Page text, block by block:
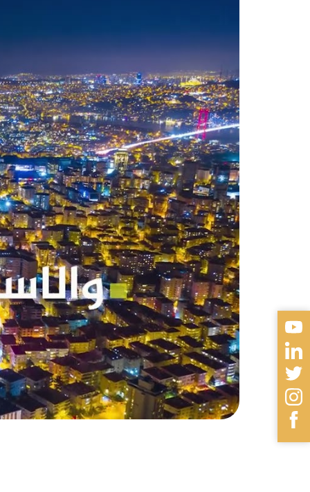
تم إنشاء المشروع على أرض مساحتها 3700 متر مربع متضمنة 2100م مساحات خضراء وحدائق ويتكون من برج
بلارتفاع 13 طابق يتضمن 107 شقة سكنية + 7 محلات تجاري.
أنماط الشقق المتوفرة 2+3/1+1 / 3.5+1.
يتربع المشروع على موقع مركزي
3 دقائق عن الطريق السريع TEM
350 م عن محطة ترام T5 (ترامفواي الخليج).
80 م عن موقف الباصات.
900 م عن محطة مترو M7 (مترو محمود بي مجيدية كوي).
10 كم عن ميدان تقسيم الشهير (20 دقيقة بالسيارة).
5 كم عن ميدان سلطان أيوب والتلفريك.